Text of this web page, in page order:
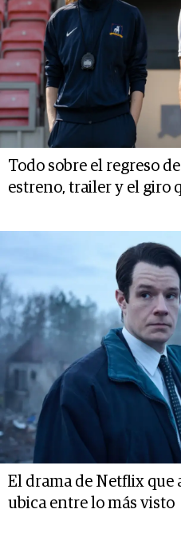
Todo sobre el regreso
estreno, trailer y el giro
El drama de Netflix que
ubica entre lo más visto